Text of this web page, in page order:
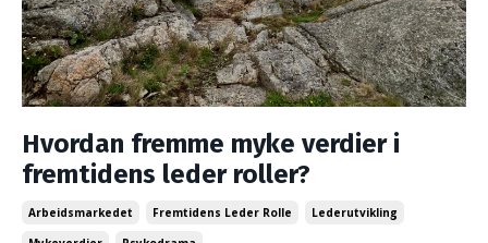
Hvordan fremme myke verdier i
fremtidens leder roller?
Arbeidsmarkedet Fremtidens Leder Rolle
Lederutvikling